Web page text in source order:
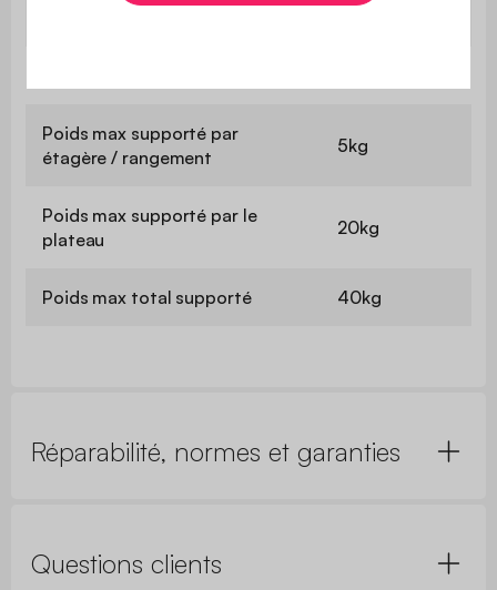
Poids max supporté par
étagère / rangement
5kg
Poids max supporté par le
plateau
20kg
Poids max total supporté 40kg
Réparabilité, normes et garanties
Questions clients